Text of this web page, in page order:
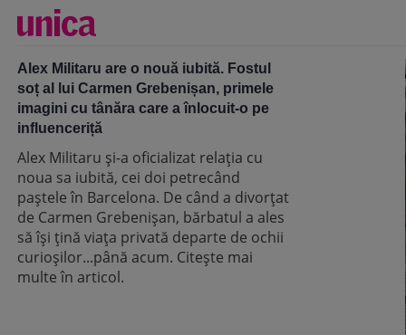
Alex Militaru are o nouă iubită. Fostul
soț al lui Carmen Grebenișan, primele
imagini cu tânăra care a înlocuit-o pe
influenceriță
Alex Militaru și-a oficializat relația cu
noua sa iubită, cei doi petrecând
paștele în Barcelona. De când a divorțat
de Carmen Grebenișan, bărbatul a ales
să își țină viața privată departe de ochii
curioșilor...până acum. Citește mai
multe în articol.